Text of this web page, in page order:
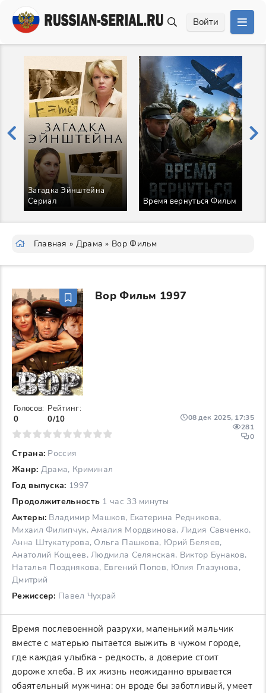
Войти
Загадка Эйнштейна
Сериал
Время вернуться Фильм
Главная » Драма » Вор Фильм
Вор Фильм 1997
Страна: Россия
Жанр: Драма, Криминал
Год выпуска: 1997
Продолжительность 1 час 33 минуты
Актеры: Владимир Машков, Екатерина Редникова,
Михаил Филипчук, Амалия Мордвинова, Лидия Савченко,
Анна Штукатурова, Ольга Пашкова, Юрий Беляев,
Анатолий Кощеев, Людмила Селянская, Виктор Бунаков,
Наталья Позднякова, Евгений Попов, Юлия Глазунова,
Дмитрий
Режиссер: Павел Чухрай
08 дек 2025, 17:35
281
0
Голосов:
0
Рейтинг:
0/10
7 8 9 10
Время послевоенной разрухи, маленький мальчик
вместе с матерью пытается выжить в чужом городе,
где каждая улыбка - редкость, а доверие стоит
дороже хлеба. В их жизнь неожиданно врывается
обаятельный мужчина: он вроде бы заботливый, умеет